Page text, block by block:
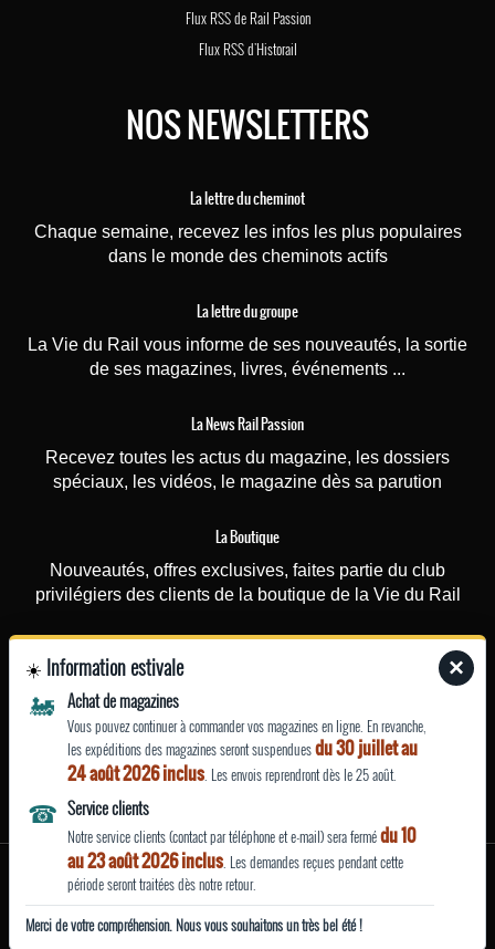
Flux RSS de Rail Passion
Flux RSS d'Historail
NOS NEWSLETTERS
La lettre du cheminot
Chaque semaine, recevez les infos les plus populaires
dans le monde des cheminots actifs
La lettre du groupe
La Vie du Rail vous informe de ses nouveautés, la sortie
de ses magazines, livres, événements ...
La News Rail Passion
Recevez toutes les actus du magazine, les dossiers
spéciaux, les vidéos, le magazine dès sa parution
La Boutique
Nouveautés, offres exclusives, faites partie du club
privilégiers des clients de la boutique de la Vie du Rail
Recevez une fois par mois nos actualités (nouvelles
photographies ou affiches touristiques rajoutées sur le site)
et nos offres ponctuelles (promotions…)
Mentions légales
|
Qui sommes nous ?
|| Site fabriqué avec par La Vie du Rail
×
☀️ Information estivale
🚂 Achat de magazines
Vous pouvez continuer à commander vos magazines en ligne. En revanche,
les expéditions des magazines seront suspenduesdu 30 juillet au
24 août 2026 inclus. Les envois reprendront dès le 25 août.
☎ Service clients
Notre service clients (contact par téléphone et e-mail) sera fermédu 10
au 23 août 2026 inclus. Les demandes reçues pendant cette
période seront traitées dès notre retour.
Merci de votre compréhension. Nous vous souhaitons un très bel été !